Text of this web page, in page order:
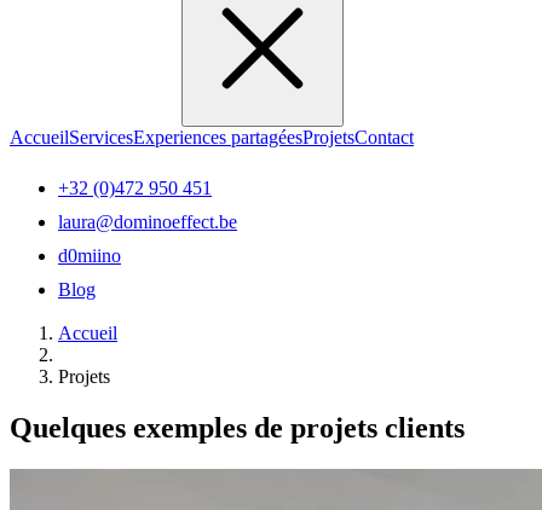
AccueilServicesExperiences partagéesProjetsContact
+32 (0)472 950 451
laura@dominoeffect.be
d0miino
Blog
Accueil
Projets
Quelques exemples de projets clients